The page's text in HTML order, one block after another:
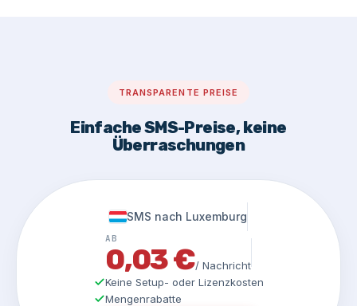
TRANSPARENTE PREISE
Einfache SMS-Preise, keine
Überraschungen
SMS nach Luxemburg
AB
0,03 €/ Nachricht
Keine Setup- oder Lizenzkosten
Mengenrabatte